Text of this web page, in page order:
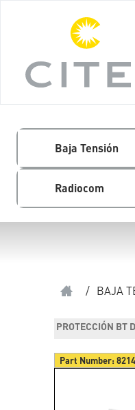
Baja Tensión
Radiocom
/ BAJA
PROTECCIÓN BT
Part Number: